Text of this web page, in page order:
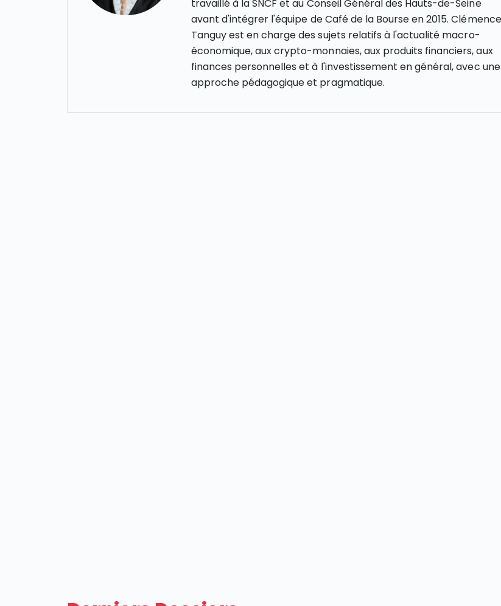
travaillé à la SNCF et au Conseil Général des Hauts-de-Seine
avant d'intégrer l'équipe de Café de la Bourse en 2015. Clémence
Tanguy est en charge des sujets relatifs à l'actualité macro-
économique, aux crypto-monnaies, aux produits financiers, aux
finances personnelles et à l'investissement en général, avec une
approche pédagogique et pragmatique.